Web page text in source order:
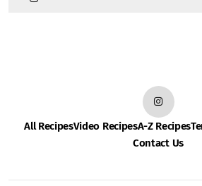
All RecipesVideo RecipesA-Z Recipes
Contact Us